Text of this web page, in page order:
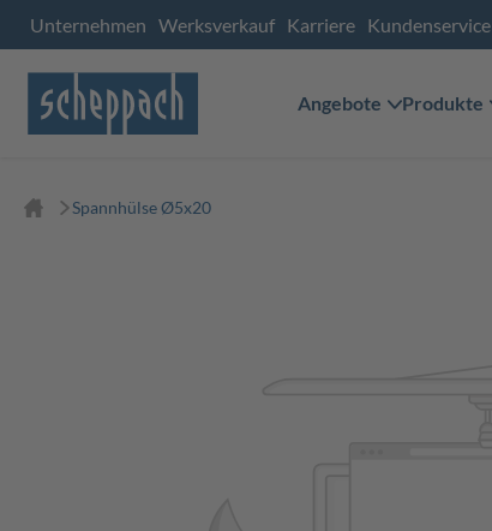
Unternehmen Werksverkauf Karriere Kundenservice
Angebote Produkte
Spannhülse Ø5x20